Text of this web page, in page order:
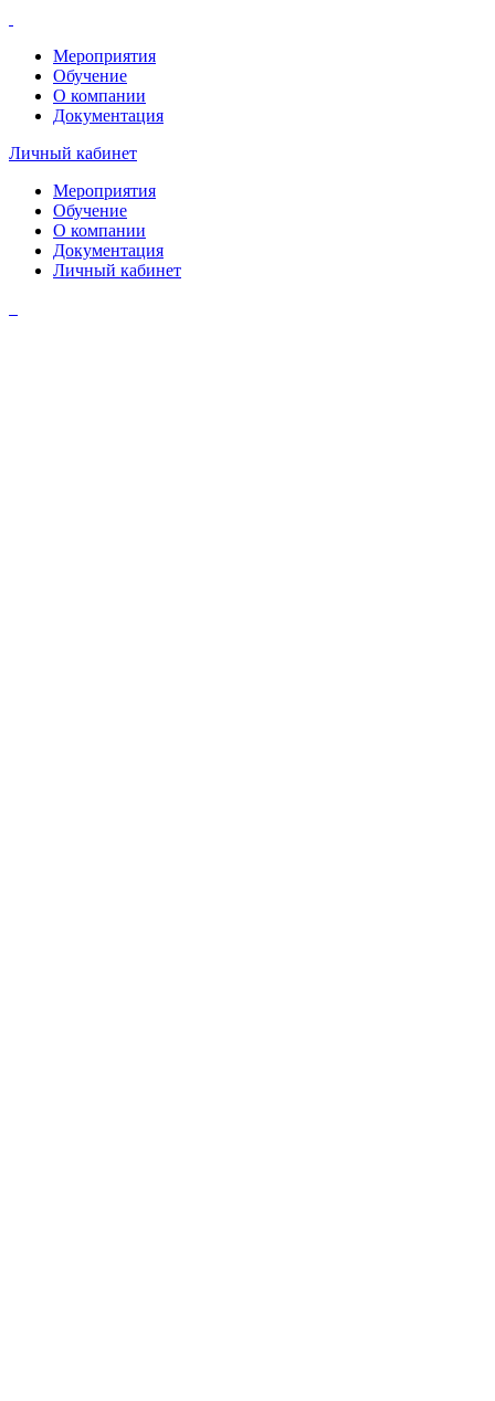
Мероприятия
Обучение
О компании
Документация
Личный кабинет
Мероприятия
Обучение
О компании
Документация
Личный кабинет